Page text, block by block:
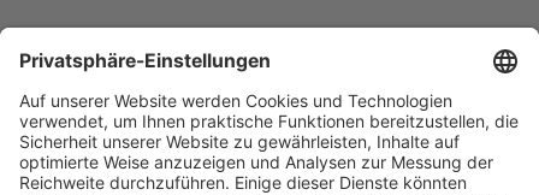
Häufig aufgerufen
Standorte & Öffnungszeiten
anmelden & ausleihen